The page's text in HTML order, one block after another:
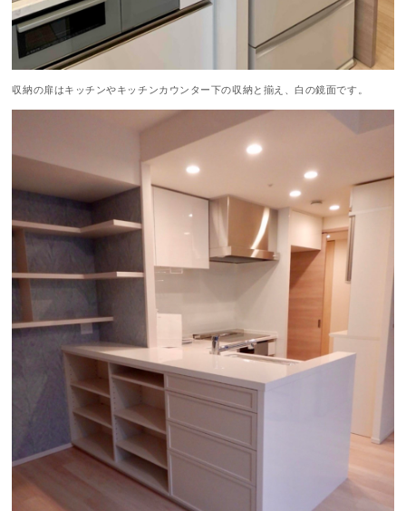
収納の扉はキッチンやキッチンカウンター下の収納と揃え、白の鏡面です。